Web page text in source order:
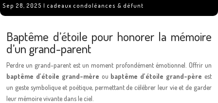
Sep 28, 2025 | cadeaux condoléances & défunt
Baptême d’étoile pour honorer la mémoire
d’un grand-parent
Perdre un grand-parent est un moment profondément émotionnel. Offrir un
baptême d’étoile grand-mère ou baptême d’étoile grand-père est
un geste symbolique et poétique, permettant de célébrer leur vie et de garder
leur mémoire vivante dans le ciel.